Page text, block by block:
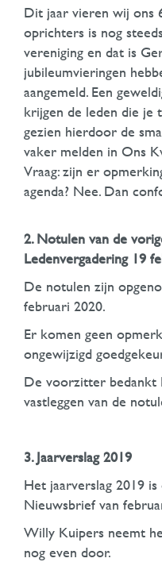
Dit jaar vieren wij ons
oprichters is nog
vereniging en dat is
jubileumvieringen
aangemeld. Een
krijgen de leden die je
gezien hierdoor de
vaker melden in Ons
Vraag: zijn er
agenda? Nee. Dan
2. Notulen van de
Ledenvergadering 19
De notulen zijn
februari 2020.
Er komen geen
ongewijzigd
De voorzitter bedankt
vastleggen van de
3. Jaarverslag 2019
Het jaarverslag 2019
Nieuwsbrief van
Willy Kuipers neemt
nog even door.